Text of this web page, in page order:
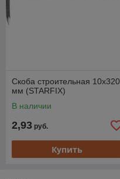
Скоба строительная 10х320
мм (STARFIX)
В наличии
2,93 руб.
Купить